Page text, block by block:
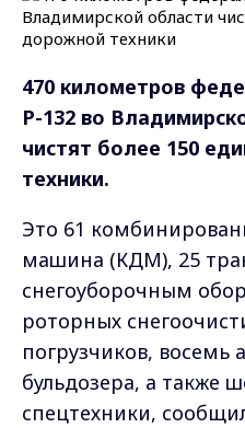
470 километров
Р-132 во
чистят более 150
техники.
Это 61
машина (КДМ), 25
снегоуборочным
роторных
погрузчиков, восемь
бульдозера, а также
спецтехники,